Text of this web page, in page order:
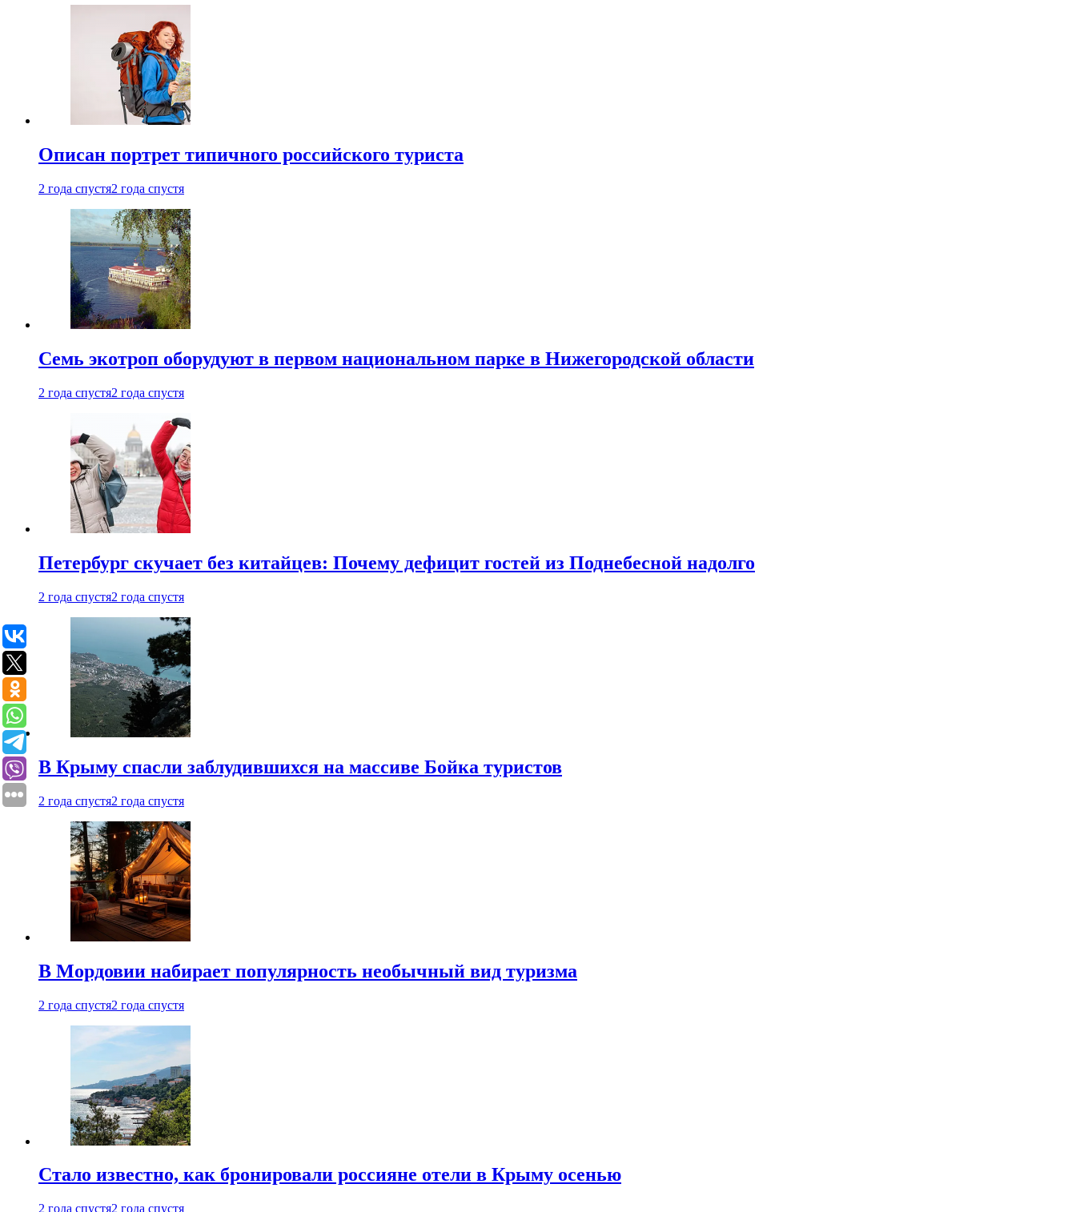
Описан портрет типичного российского туриста
2 года спустя2 года спустя
Семь экотроп оборудуют в первом национальном парке в Нижегородской области
2 года спустя2 года спустя
Петербург скучает без китайцев: Почему дефицит гостей из Поднебесной надолго
2 года спустя2 года спустя
В Крыму спасли заблудившихся на массиве Бойка туристов
2 года спустя2 года спустя
В Мордовии набирает популярность необычный вид туризма
2 года спустя2 года спустя
Стало известно, как бронировали россияне отели в Крыму осенью
2 года спустя2 года спустя